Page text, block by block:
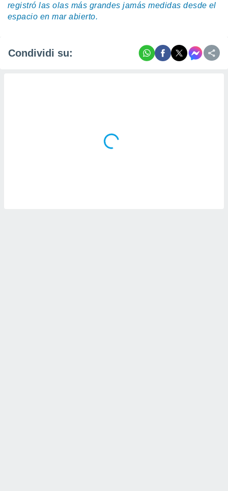
registró las olas más grandes jamás medidas desde el
espacio en mar abierto.
Condividi su: